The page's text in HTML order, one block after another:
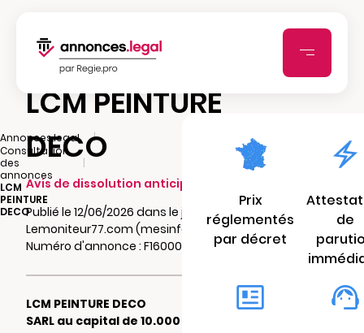
Annonces.legal
|
Consultation
des
annonces
|
LCM
PEINTURE
DECO
LCM PEINTURE
DECO
Avis de dissolution anticipée
Publié le 12/06/2026 dans le journal
Lemoniteur77.com (mesinfos.fr)
Numéro d'annonce : F16000317blqq
LCM PEINTURE DECO
SARL au capital de 10.000 €
Prix
réglementés
par décret
de